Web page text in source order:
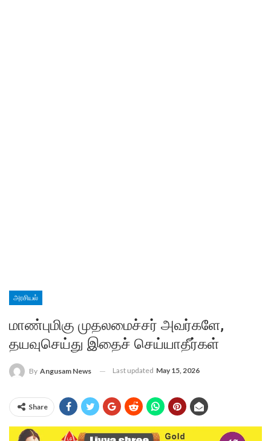
அரசியல்
மாண்புமிகு முதலமைச்சர் அவர்களே,
தயவுசெய்து இதைச் செய்யாதீர்கள்
By Angusam News Last updated May 15, 2026
Share